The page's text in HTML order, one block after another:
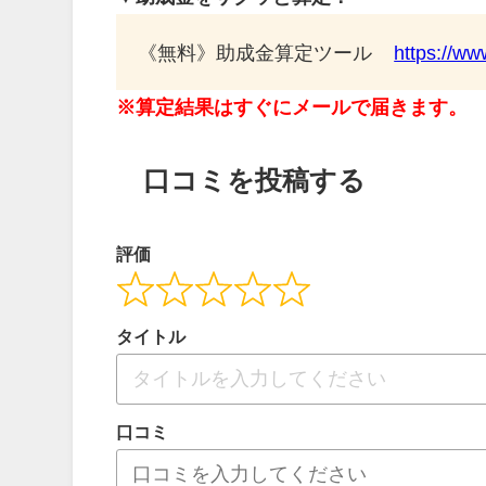
《無料》助成金算定ツール https://
※算定結果はすぐにメールで届きます。
口コミを投稿する
評価
タイトル
口コミ